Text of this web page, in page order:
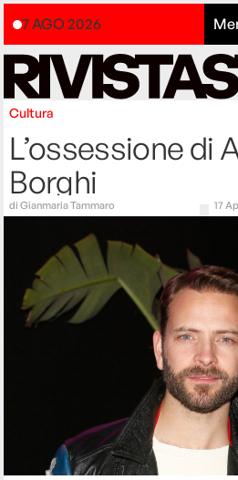
7 AGO 2026
Cultura
L’ossessione di
Borghi
diGianmaria Tammaro 17